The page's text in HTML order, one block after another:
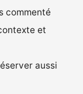
commenté
et
aussi